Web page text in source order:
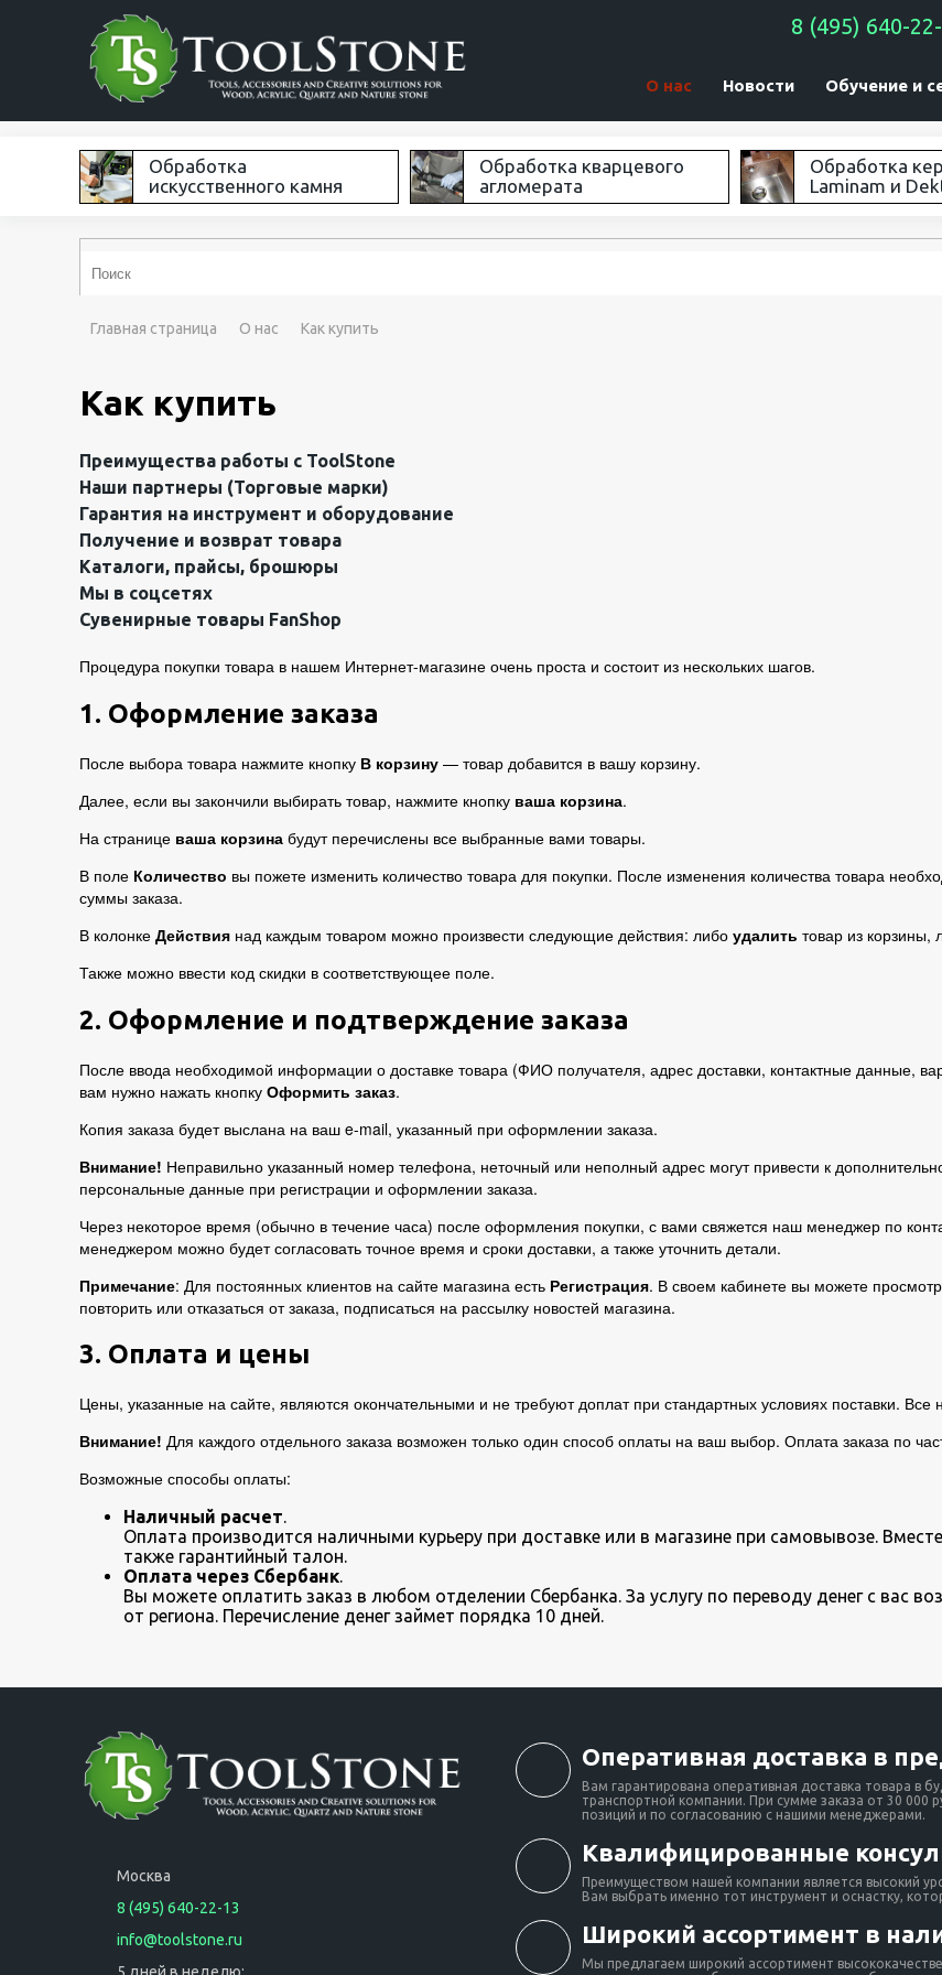
8 (495) 640-
Обучение и
Новости
О нас
Обработка
искусственного камня
Обработка кварцевого
агломерата
Обработка
Laminam и
Главная страница О нас Как купить
Как купить
Преимущества работы с ToolStone
Наши партнеры (Торговые марки)
Гарантия на инструмент и оборудование
Получение и возврат товара
Каталоги, прайсы, брошюры
Мы в соцсетях
Сувенирные товары FanShop
Процедура покупки товара в нашем Интернет-магазине очень проста и состоит из нескольких шагов.
1. Оформление заказа
После выбора товара нажмите кнопку В корзину — товар добавится в вашу корзину.
Далее, если вы закончили выбирать товар, нажмите кнопку ваша корзина.
На странице ваша корзина будут перечислены все выбранные вами товары.
В поле Количество вы пожете изменить количество товара для покупки. После изменения количества товара
суммы заказа.
В колонке Действия над каждым товаром можно произвести следующие действия: либо удалить товар из корзины,
Также можно ввести код скидки в соответствующее поле.
2. Оформление и подтверждение заказа
После ввода необходимой информации о доставке товара (ФИО получателя, адрес доставки, контактные данные,
вам нужно нажать кнопку Оформить заказ.
Копия заказа будет выслана на ваш e-mail, указанный при оформлении заказа.
Внимание! Неправильно указанный номер телефона, неточный или неполный адрес могут привести к
персональные данные при регистрации и оформлении заказа.
Через некоторое время (обычно в течение часа) после оформления покупки, с вами свяжется наш менеджер по
менеджером можно будет согласовать точное время и сроки доставки, а также уточнить детали.
Примечание: Для постоянных клиентов на сайте магазина есть Регистрация. В своем кабинете вы можете
повторить или отказаться от заказа, подписаться на рассылку новостей магазина.
3. Оплата и цены
Цены, указанные на сайте, являются окончательными и не требуют доплат при стандартных условиях поставки. Все
Внимание! Для каждого отдельного заказа возможен только один способ оплаты на ваш выбор. Оплата заказа по
Возможные способы оплаты:
Наличный расчет.
Оплата производится наличными курьеру при доставке или в магазине при самовывозе.
также гарантийный талон.
Оплата через Сбербанк.
Вы можете оплатить заказ в любом отделении Сбербанка. За услугу по переводу денег с вас
от региона. Перечисление денег займет порядка 10 дней.
Москва
8 (495) 640-22-13
info@toolstone.ru
Оперативная доставка в
Вам гарантирована оперативная доставка товара в
транспортной компании. При сумме заказа от 30 000
позиций и по согласованию с нашими менеджерами.
Квалифицированные
Преимуществом нашей компании является высокий
Вам выбрать именно тот инструмент и оснастку,
Широкий ассортимент в
Мы предлагаем широкий ассортимент